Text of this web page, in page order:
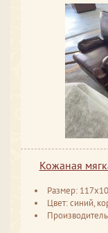
Кожаная
Размер:
Цвет: синий,